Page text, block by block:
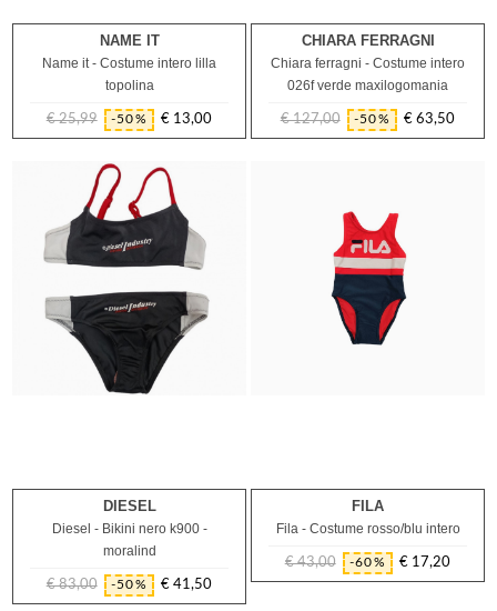
12M
NAME IT
Name it - Costume intero lilla
topolina
Prezzo
€ 25,99 -50%
Prezzo
€ 13,00
2A
CHIARA FERRAGNI
Chiara ferragni - Costume intero
026f verde maxilogomania
Prezzo
€ 127,00 -50%
Prezzo
€ 63,50
4A 16A
DIESEL
Diesel - Bikini nero k900 -
moralind
Prezzo
€ 83,00 -50%
Prezzo
€ 41,50
2A 4A
FILA
Fila - Costume rosso/blu intero
Prezzo
€ 43,00 -60%
Prezzo
€ 17,20